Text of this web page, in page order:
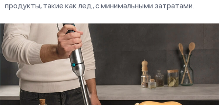
продукты, такие как лед, с минимальными затратами.